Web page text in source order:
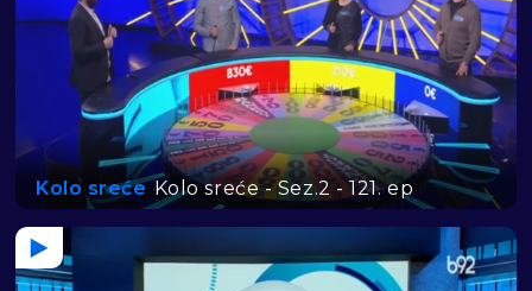
Kolo sreće Kolo sreće - Sez.2 - 121. ep